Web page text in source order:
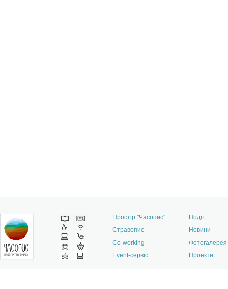
Простір "Часопис"
Події
Стравопис
Новини
Co-working
Фотогалерея
Event-сервіс
Проекти